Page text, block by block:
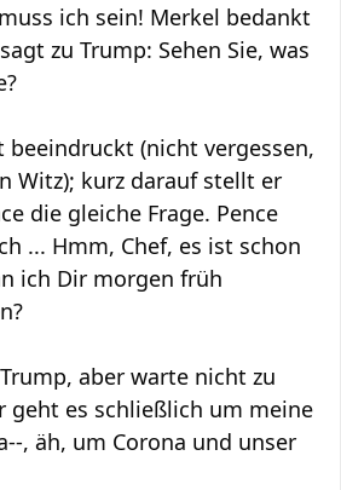
ich sein! Merkel bedankt
zu Trump: Sehen Sie, was
beeindruckt (nicht vergessen,
Witz); kurz darauf stellt er
die gleiche Frage. Pence
... Hmm, Chef, es ist schon
ich Dir morgen früh
aber warte nicht zu
geht es schließlich um meine
, äh, um Corona und unser